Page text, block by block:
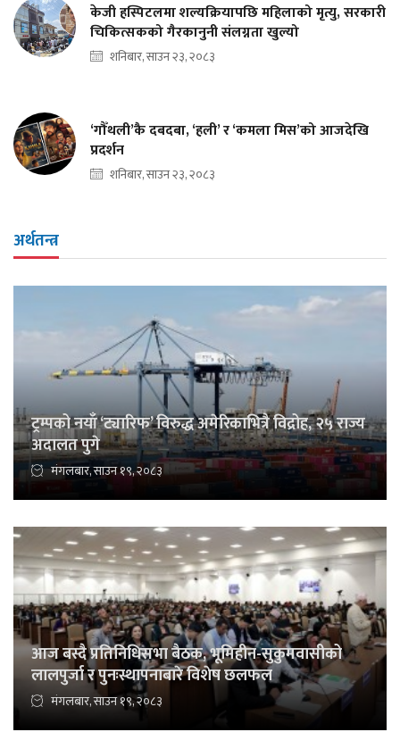
केजी हस्पिटलमा शल्यक्रियापछि महिलाको मृत्यु, सरकारी
चिकित्सकको गैरकानुनी संलग्नता खुल्यो
शनिबार, साउन २३, २०८३
‘गौँथली’कै दबदबा, ‘हली’ र ‘कमला मिस’को आजदेखि
प्रदर्शन
शनिबार, साउन २३, २०८३
अर्थतन्त्र
ट्रम्पको नयाँ ‘ट्यारिफ’ विरुद्ध अमेरिकाभित्रै विद्रोह, २५ राज्य
अदालत पुगे
मंगलबार, साउन १९, २०८३
आज बस्दै प्रतिनिधिसभा बैठक, भूमिहीन-सुकुमवासीको
लालपुर्जा र पुनःस्थापनाबारे विशेष छलफल
मंगलबार, साउन १९, २०८३